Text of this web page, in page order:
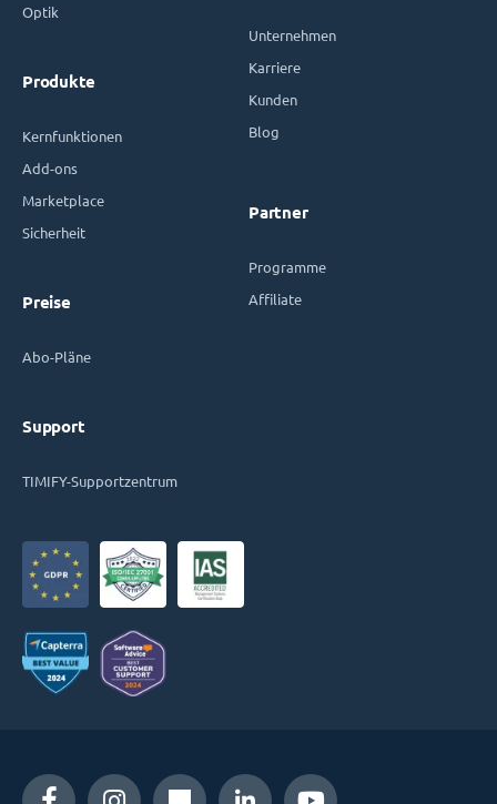
Optik
Produkte
Kernfunktionen
Add-ons
Marketplace
Sicherheit
Preise
Abo-Pläne
Support
TIMIFY-Supportzentrum
Unternehmen
Karriere
Kunden
Blog
Partner
Programme
Affiliate